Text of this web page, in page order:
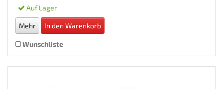
Auf Lager
Mehr In den Warenkorb
Wunschliste